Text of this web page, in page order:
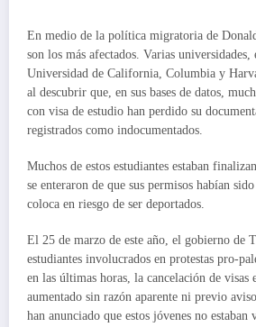
En medio de la política migratoria de
son los más afectados. Varias universidades,
Universidad de California, Columbia y
al descubrir que, en sus bases de datos,
con visa de estudio han perdido su
registrados como indocumentados.
Muchos de estos estudiantes estaban
se enteraron de que sus permisos habían
coloca en riesgo de ser deportados.
El 25 de marzo de este año, el gobierno de
estudiantes involucrados en protestas pro-
en las últimas horas, la cancelación de visas
aumentado sin razón aparente ni previo
han anunciado que estos jóvenes no estaban